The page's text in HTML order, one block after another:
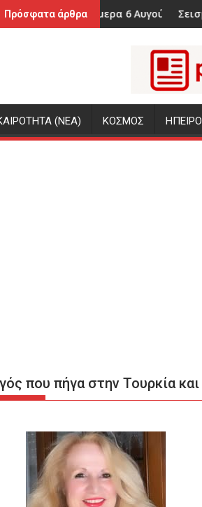
Πρόσφατα άρθρα
τέσσερα παιδιά τους
σήμερα 6 ΑυγούστουΣεισμός 3,6 Ρίχτερ
(ΝΕΑ) ΚΟΣΜΟΣ
που πήγα στην Τουρκία